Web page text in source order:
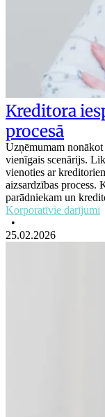
Kreditora
procesā
Uzņēmumam
vienīgais scenārijs.
vienoties ar
aizsardzības process.
parādniekam un
Korporatīvie darījumi
•
25.02.2026